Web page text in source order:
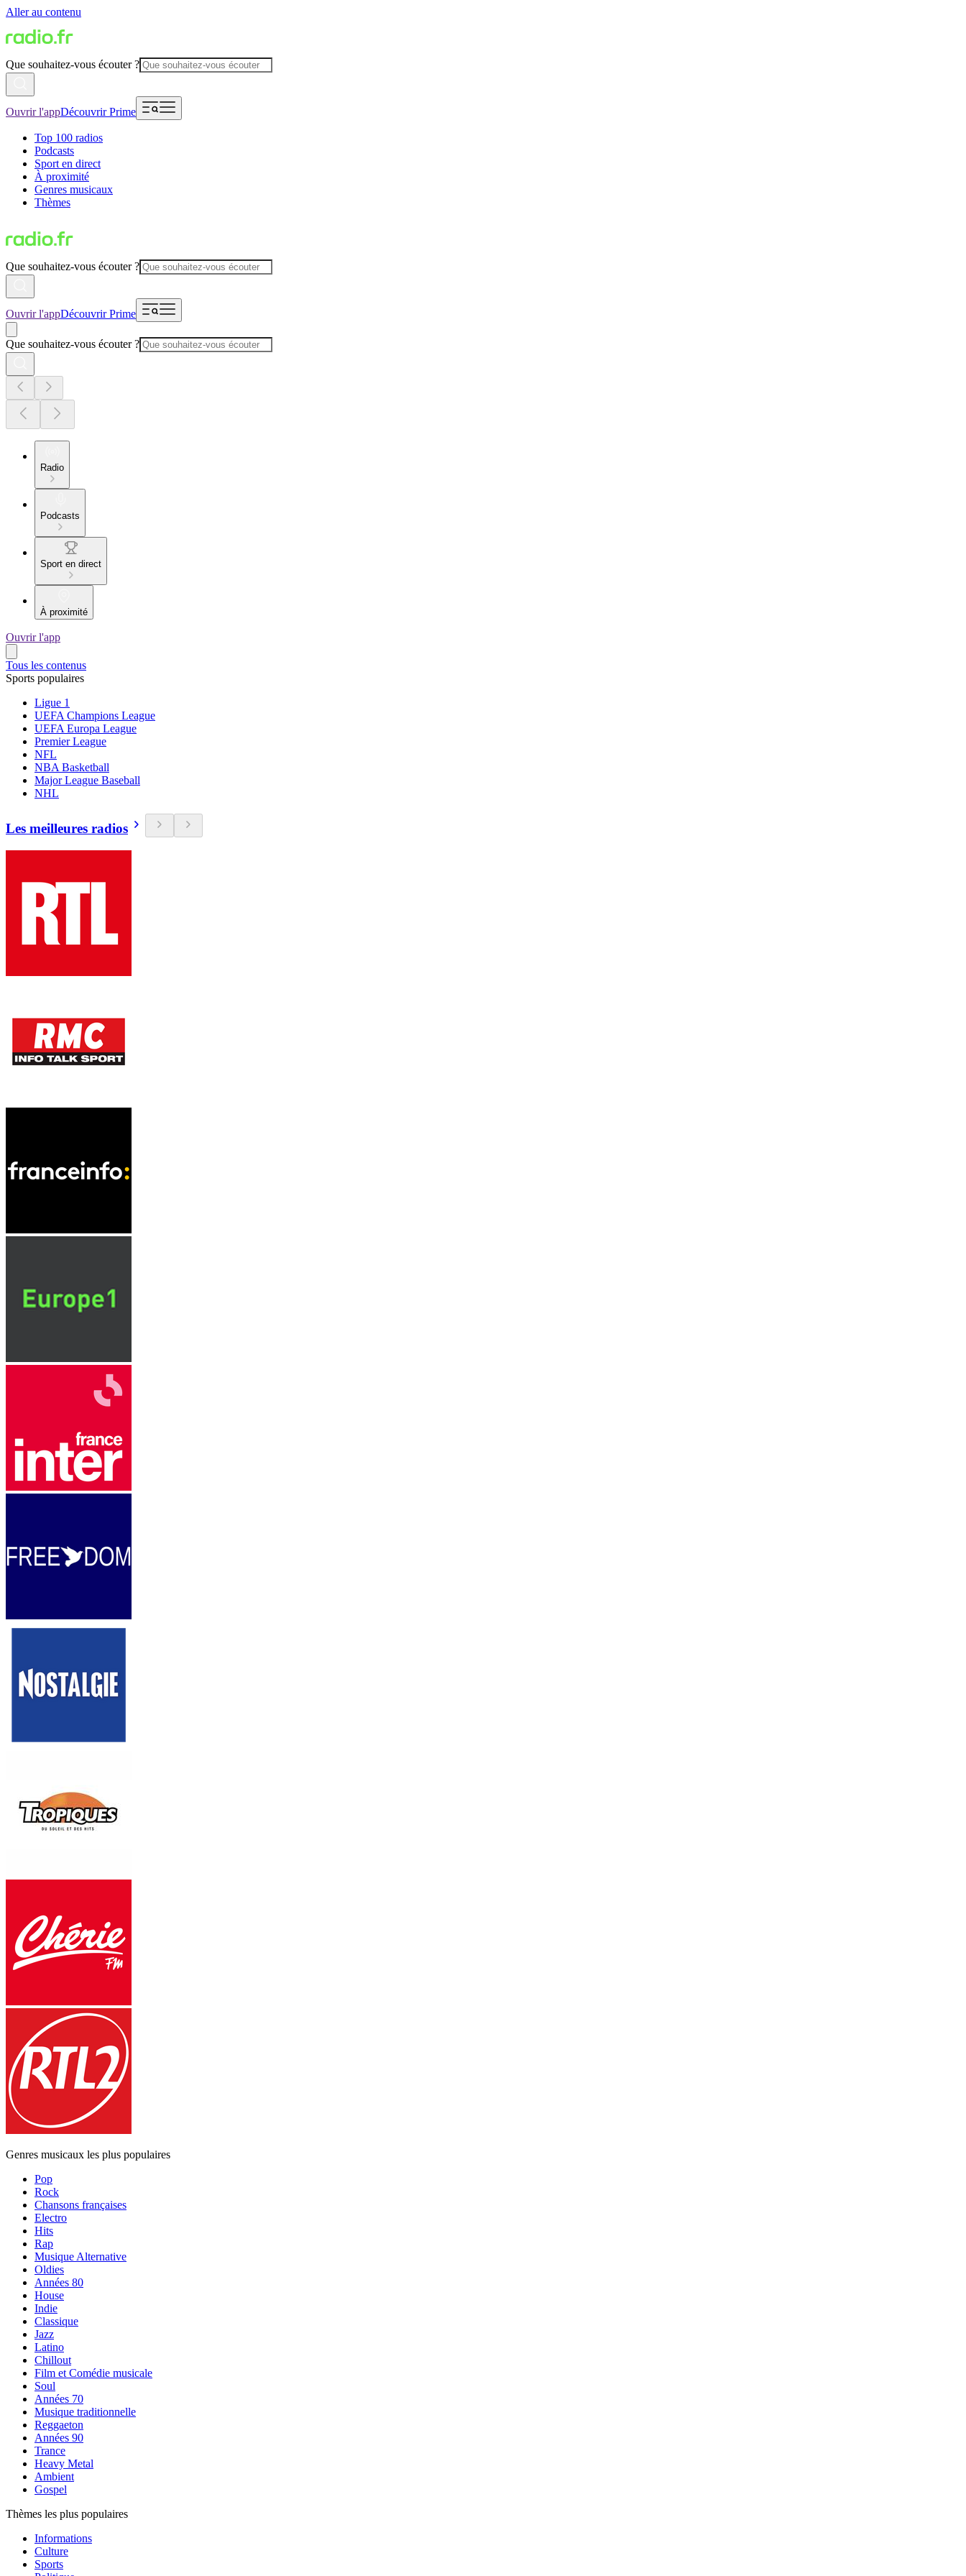
Aller au contenu
Que souhaitez-vous écouter ?
Ouvrir l'appDécouvrir Prime
Top 100 radios
Podcasts
Sport en direct
À proximité
Genres musicaux
Thèmes
Que souhaitez-vous écouter ?
Ouvrir l'appDécouvrir Prime
Que souhaitez-vous écouter ?
Radio
Podcasts
Sport en direct
À proximité
Ouvrir l'app
Tous les contenus
Sports populaires
Ligue 1
UEFA Champions League
UEFA Europa League
Premier League
NFL
NBA Basketball
Major League Baseball
NHL
Les meilleures radios
Genres musicaux les plus populaires
Pop
Rock
Chansons françaises
Electro
Hits
Rap
Musique Alternative
Oldies
Années 80
House
Indie
Classique
Jazz
Latino
Chillout
Film et Comédie musicale
Soul
Années 70
Musique traditionnelle
Reggaeton
Années 90
Trance
Heavy Metal
Ambient
Gospel
Thèmes les plus populaires
Informations
Culture
Sports